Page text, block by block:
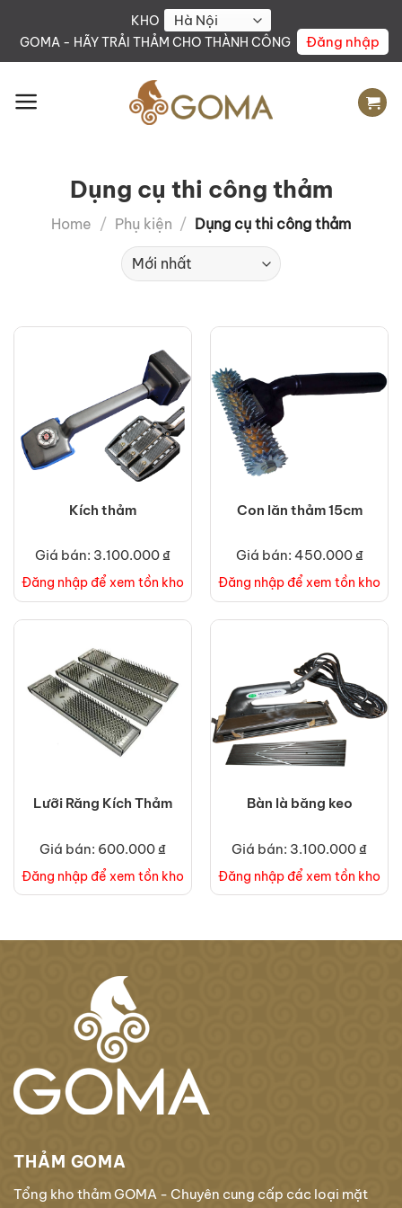
KHO
GOMA - HÃY TRẢI THẢM CHO THÀNH CÔNG
Đăng nhập
Dụng cụ thi công thảm
Home / Phụ kiện / Dụng cụ thi công thảm
Kích thảm
Giá bán: 3.100.000 ₫
Đăng nhập để xem tồn kho
Con lăn thảm 15cm
Giá bán: 450.000 ₫
Đăng nhập để xem tồn kho
Lưỡi Răng Kích Thảm
Giá bán: 600.000 ₫
Đăng nhập để xem tồn kho
Bàn là băng keo
Giá bán: 3.100.000 ₫
Đăng nhập để xem tồn kho
THẢM GOMA
Tổng kho thảm GOMA - Chuyên cung cấp các loại mặt